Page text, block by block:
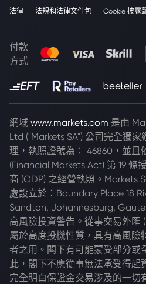
法律 法規和法律文件包 Cookie 披露
付款
方式
網域 www.markets.com 是由
Ltd ("Markets SA") 公司完全獨家
理，執照證號為： 46860，並且
(Financial Markets Act) 第 19 條
商 (ODP) 之經營執照。Markets
處設立於：Boundary Place 18
Sandton, Johannesburg,
高風險投資警告。從事交易外匯
屬於高度投機性質，具有高風險
者之用。閣下有可能蒙受部分或
此，閣下不應從事無法承受得起
完全明白保證金交易涉及的一切